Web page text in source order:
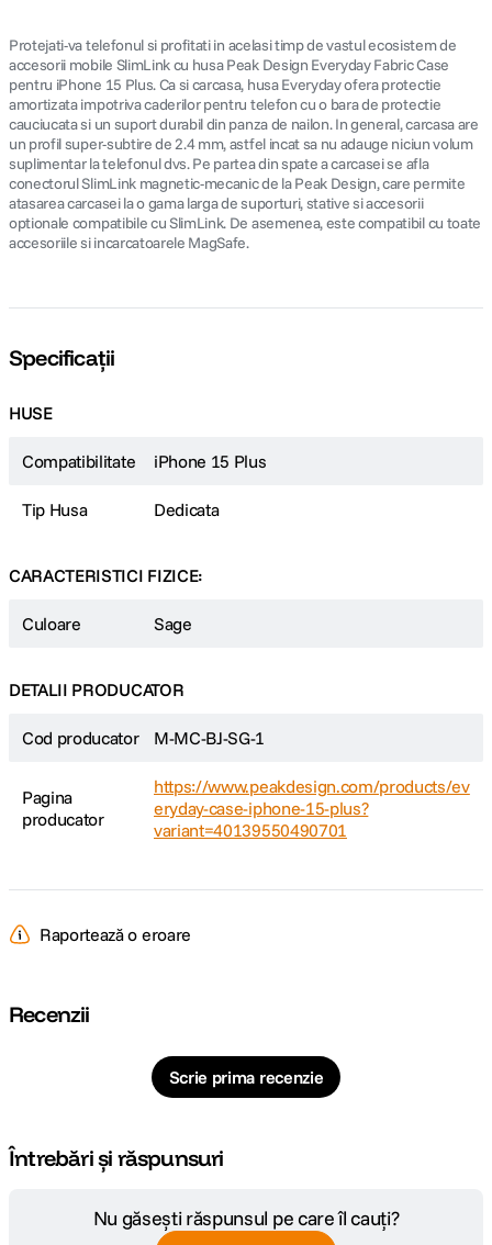
Protejati-va telefonul si profitati in acelasi timp de vastul ecosistem de
accesorii mobile SlimLink cu husa Peak Design Everyday Fabric Case
pentru iPhone 15 Plus. Ca si carcasa, husa Everyday ofera protectie
amortizata impotriva caderilor pentru telefon cu o bara de protectie
cauciucata si un suport durabil din panza de nailon. In general, carcasa are
un profil super-subtire de 2.4 mm, astfel incat sa nu adauge niciun volum
suplimentar la telefonul dvs. Pe partea din spate a carcasei se afla
conectorul SlimLink magnetic-mecanic de la Peak Design, care permite
atasarea carcasei la o gama larga de suporturi, stative si accesorii
optionale compatibile cu SlimLink. De asemenea, este compatibil cu toate
accesoriile si incarcatoarele MagSafe.
Specificații
HUSE
Compatibilitate iPhone 15 Plus
Tip Husa Dedicata
CARACTERISTICI FIZICE:
Culoare Sage
DETALII PRODUCATOR
Cod producator M-MC-BJ-SG-1
Pagina
producator
https://www.peakdesign.com/products/ev
eryday-case-iphone-15-plus?
variant=40139550490701
Raportează o eroare
Recenzii
Scrie prima recenzie
Întrebări și răspunsuri
Nu găsești răspunsul pe care îl cauți?